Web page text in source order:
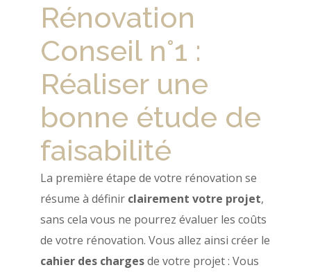
Rénovation
Conseil n°1 :
Réaliser une
bonne étude de
faisabilité
La première étape de votre rénovation se
résume à définir clairement votre projet,
sans cela vous ne pourrez évaluer les coûts
de votre rénovation. Vous allez ainsi créer le
cahier des chargesde votre projet : Vous